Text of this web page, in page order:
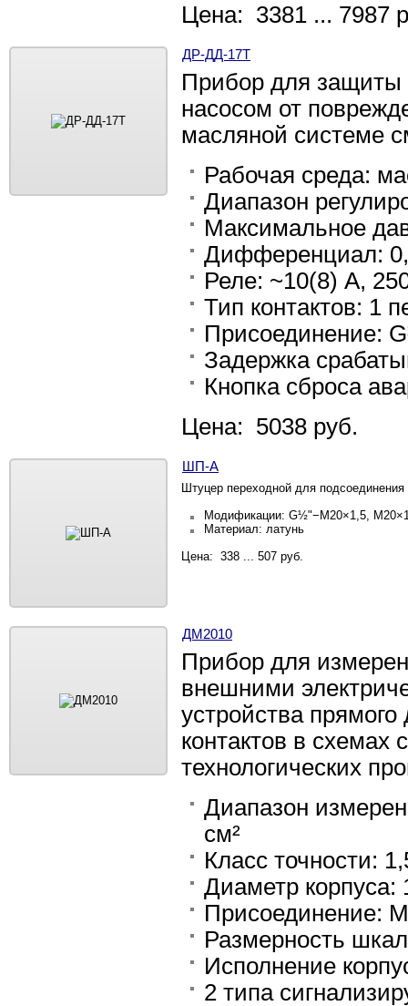
Цена: 3381 ... 7987
ДР-ДД-17Т
Прибор для защиты
насосом от
масляной системе
Рабочая среда:
Диапазон
Максимальное
Дифференциал:
Реле: ~10(8) А,
Тип контактов: 1
Присоединение:
Задержка
Кнопка сброса
Цена: 5038 руб.
ШП-А
Штуцер переходной для
Модификации: G½"−М20×1,5,
Материал: латунь
Цена: 338 ... 507 руб.
ДМ2010
Прибор для
внешними
устройства
контактов в схемах
технологических
Диапазон
см²
Класс точности:
Диаметр корпуса:
Присоединение:
Размерность
Исполнение
2 типа